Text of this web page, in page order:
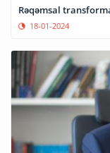
18-01-2024